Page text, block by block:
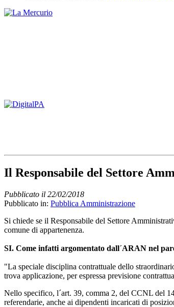
Il Responsabile del Settore
Pubblicato il 22/02/2018
Pubblicato in: Pubblica Amministrazione
Si chiede se il Responsabile del Settore
comune di appartenenza.
SI. Come infatti argomentato dall´ARAN nel
"La speciale disciplina contrattuale dello
trova applicazione, per espressa previsione
Nello specifico, l´art. 39, comma 2, del CCNL del
referendarie, anche ai dipendenti incaricati di